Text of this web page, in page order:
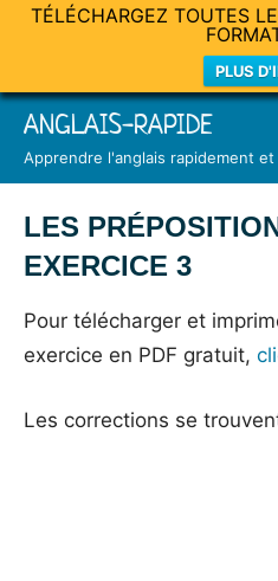
TÉLÉCHARGEZ TOUTES
PLUS
Skip
content
ANGLAIS-RAPIDE
Apprendre l'anglais rapidement
LES
EXERCICE 3
on
16
2015
Mat
Non
classé
Pour télécharger et
exercice en PDF gratuit,
Les corrections se